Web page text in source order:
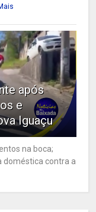
após
e
Iguaçu
na boca;
doméstica contra a